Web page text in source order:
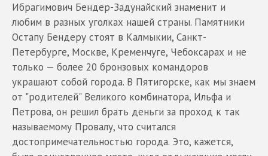
Ибрагимович Бендер-Задунайский знаменит и
любим в разных уголках нашей страны. Памятники
Остапу Бендеру стоят в Калмыкии, Санкт-
Петербурге, Москве, Кременчуге, Чебоксарах и не
только — более 20 бронзовых командоров
украшают собой города. В Пятигорске, как мы знаем
от "родителей" Великого комбинатора, Ильфа и
Петрова, он решил брать деньги за проход к так
называемому Провалу, что считался
достопримечательностью города. Это, кажется,